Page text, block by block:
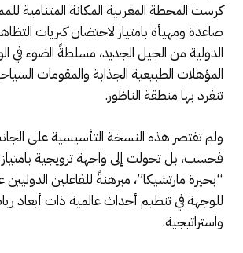
كرست المحطة المغربية المكانة المتنامية
صاعدة ومهيأة بامتياز لاحتضان كبريات
الدولية من الجيل الجديد، مسلطةً الضوء في
المؤهلات الطبيعية الجذابة والمقومات
تنفرد بها منطقة الناظور.
ولم تقتصر هذه النسخة التأسيسية على
فحسب، بل تحولت إلى واجهة ترويجية بامتياز
“بحيرة مارتشيكا”، مبرهنةً للفاعلين الدوليين
للوجهة في تنظيم أحداث عالمية ذات أبعاد
واستراتيجية.